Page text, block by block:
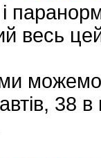
весь
можемо
38